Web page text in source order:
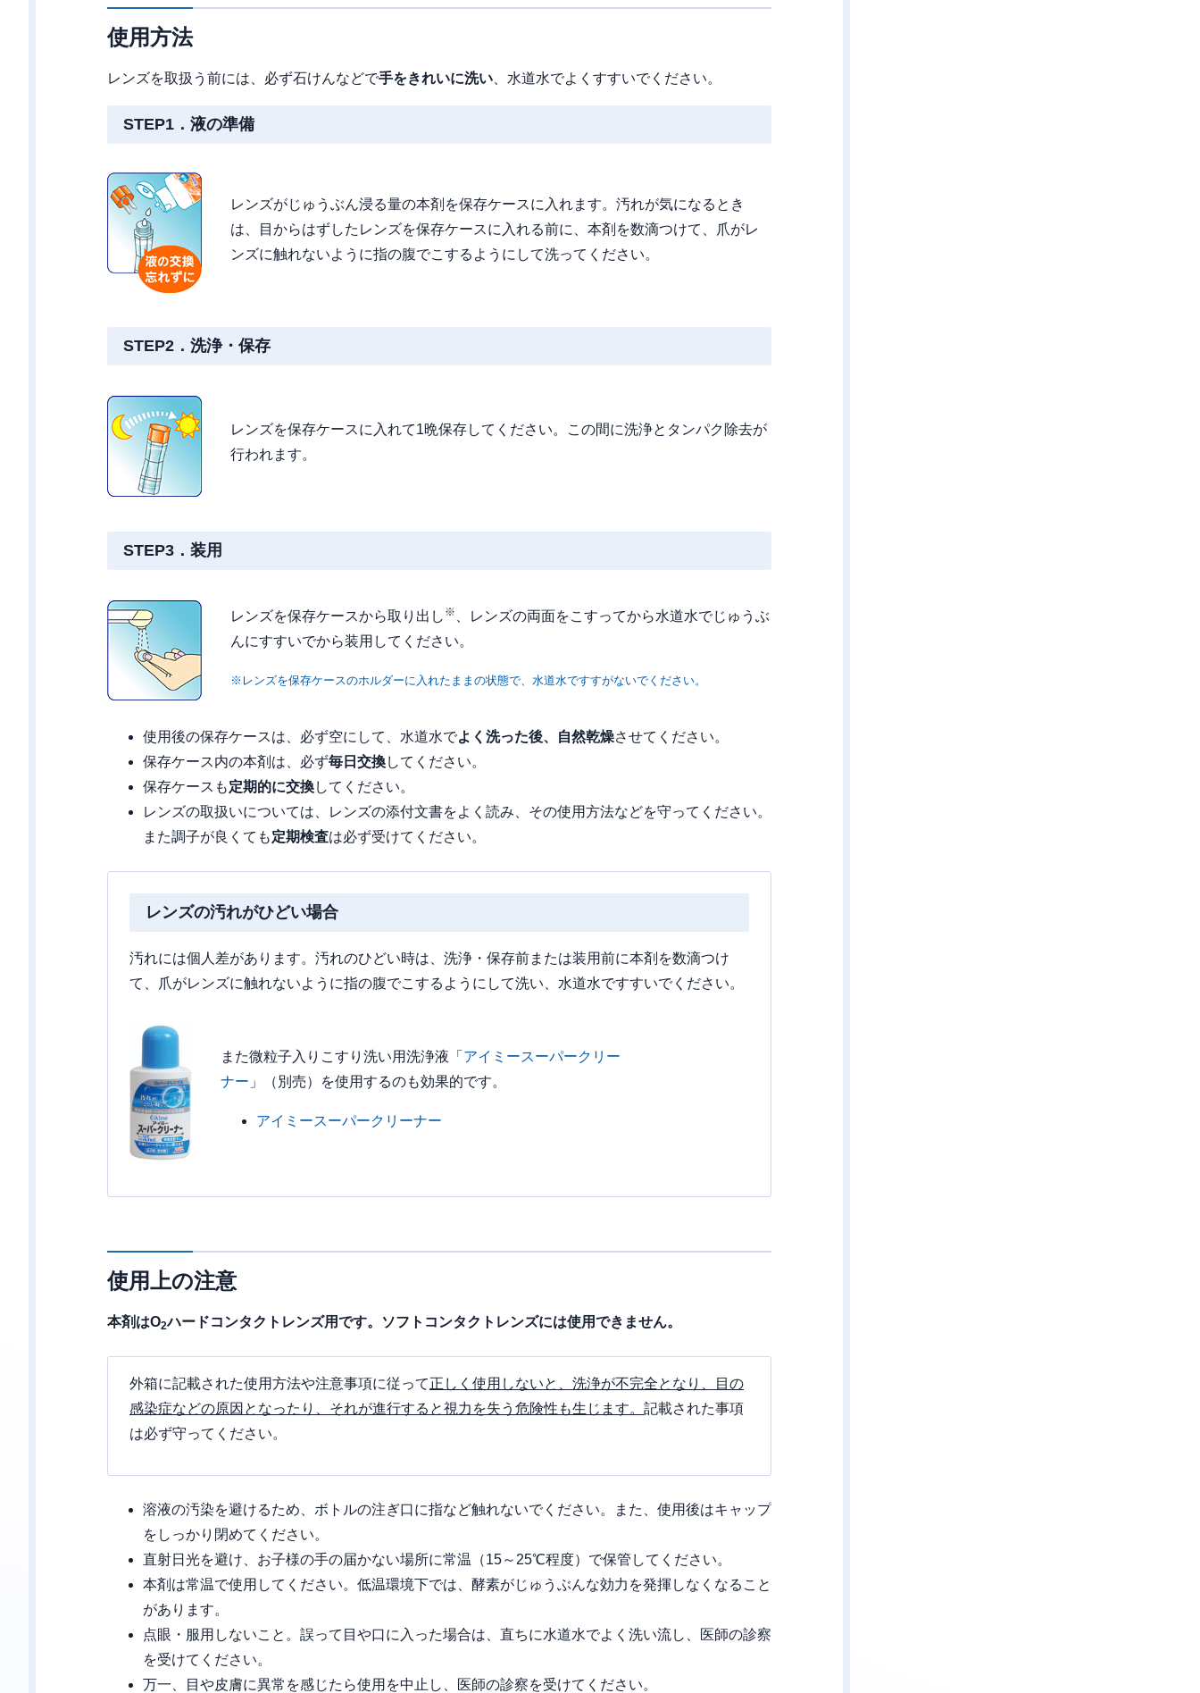
使用方法
レンズを取扱う前には、必ず石けんなどで手をきれいに洗い 、水道水でよくすすいでください。
STEP1．液の準備
レンズがじゅうぶん浸る量の本剤を保存ケースに入れます。汚れが気になるとき
は、目からはずしたレンズを保存ケースに入れる前に、本剤を数滴つけて、爪がレ
ンズに触れないように指の腹でこするようにして洗ってください。
STEP2．洗浄・保存
レンズを保存ケースに入れて1晩保存してください。この間に洗浄とタンパク除去が
行われます。
STEP3．装用
レンズを保存ケースから取り出し ※
、レンズの両面をこすってから水道水でじゅうぶ
んにすすいでから装用してください。
※レンズを保存ケースのホルダーに入れたままの状態で、水道水ですすがないでください。
使用後の保存ケースは、必ず空にして、水道水でよく洗った後、自然乾燥させてください。
保存ケース内の本剤は、必ず毎日交換してください。
保存ケースも定期的に交換してください。
レンズの取扱いについては、レンズの添付文書をよく読み、その使用方法などを守ってください。
また調子が良くても定期検査は必ず受けてください。
レンズの汚れがひどい場合
汚れには個人差があります。汚れのひどい時は、洗浄・保存前または装用前に本剤を数滴つけ
て、爪がレンズに触れないように指の腹でこするようにして洗い、水道水ですすいでください。
また微粒子入りこすり洗い用洗浄液「 アイミースーパークリー
ナー 」（別売）を使用するのも効果的です。
アイミースーパークリーナー
使用上の注意
本剤はO2ハードコンタクトレンズ用です。ソフトコンタクトレンズには使用できません。
外箱に記載された使用方法や注意事項に従って正しく使用しないと、洗浄が不完全となり、目の
感染症などの原因となったり、それが進行すると視力を失う危険性も生じます。 記載された事項
は必ず守ってください。
溶液の汚染を避けるため、ボトルの注ぎ口に指など触れないでください。また、使用後はキャップ
をしっかり閉めてください。
直射日光を避け、お子様の手の届かない場所に常温（15～25℃程度）で保管してください。
本剤は常温で使用してください。低温環境下では、酵素がじゅうぶんな効力を発揮しなくなること
があります。
点眼・服用しないこと。誤って目や口に入った場合は、直ちに水道水でよく洗い流し、医師の診察
を受けてください。
万一、目や皮膚に異常を感じたら使用を中止し、医師の診察を受けてください。